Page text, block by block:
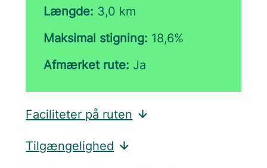
Længde: 3,0 km
Maksimal stigning: 18,6%
Afmærket rute: Ja
Faciliteter på ruten
Tilgængelighed